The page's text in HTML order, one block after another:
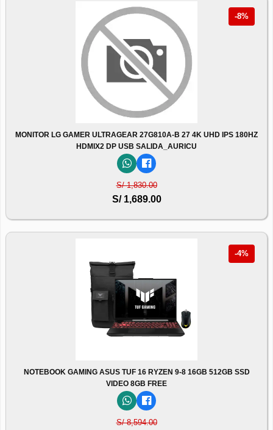
-8%
MONITOR LG GAMER ULTRAGEAR 27G810A-B 27 4K UHD IPS 180HZ
HDMIX2 DP USB SALIDA_AURICU
S/ 1,830.00
S/ 1,689.00
-4%
NOTEBOOK GAMING ASUS TUF 16 RYZEN 9-8 16GB 512GB SSD
VIDEO 8GB FREE
S/ 8,594.00